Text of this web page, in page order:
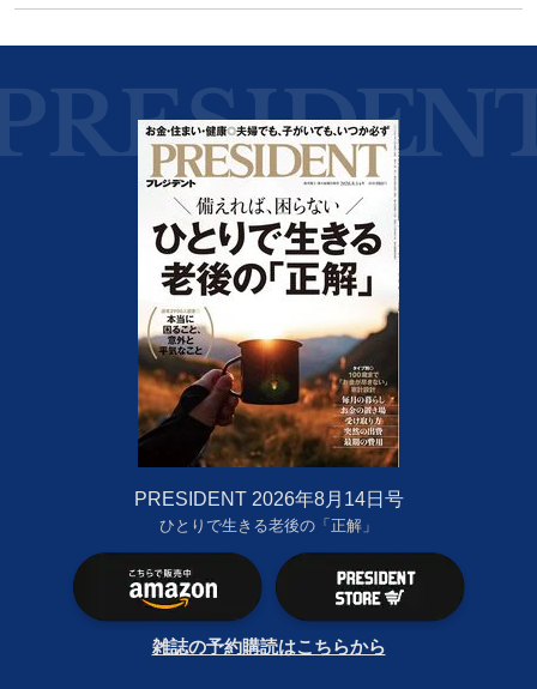
PRESIDENT 2026年8月14日号
ひとりで生きる老後の「正解」
雑誌の予約購読はこちらから